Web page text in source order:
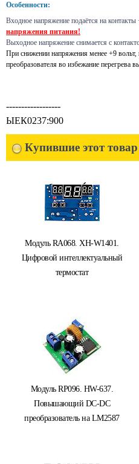
Особенности:
Входное напряжение подаётся на
напряжения питания!
Выходное напряжение снимается с
При снижении напряжения менее +9 вольт,
преобразователя во избежание перегрева
------------------
ЫЕК0237:900
Купившие этот
Модуль RA068. XH-W1401.
Цифровой интеллектуальный
термостат
Модуль RP096. HW-637.
Повышающий DC-DC
преобразователь на LM2587